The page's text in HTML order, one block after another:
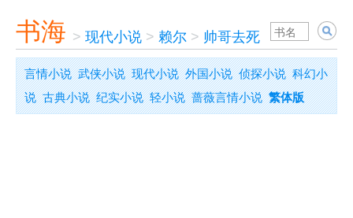
书海 > 现代小说 > 赖尔 > 帅哥去死
言情小说 武侠小说 现代小说 外国小说 侦探小说 科幻小
说 古典小说 纪实小说 轻小说 蔷薇言情小说 繁体版